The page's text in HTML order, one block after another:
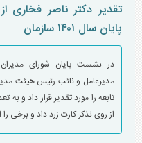
تقدیر دکتر ناصر فخاری
پایان سال ۱۴۰۱ سازمان
در نشست پایان شورای مدیران
مدیرعامل و نائب رئیس هیئت
تابعه را مورد تقدیر قرار داد و به
از روی نذکر کارت زرد داد و برخی